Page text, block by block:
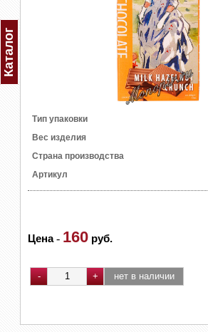
Каталог
Тип упаковки
Вес изделия
Страна производства
Артикул
Цена- 160 руб.